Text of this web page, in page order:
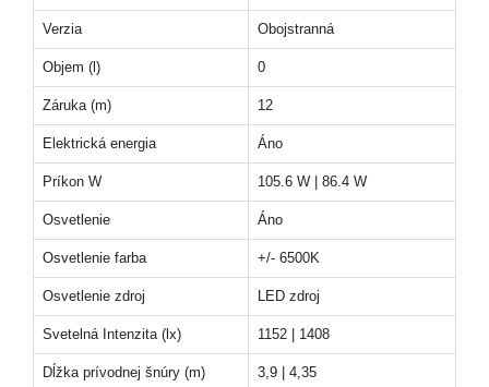
Verzia Obojstranná
Objem (l) 0
Záruka (m) 12
Elektrická energia Áno
Príkon W 105.6 W | 86.4 W
Osvetlenie Áno
Osvetlenie farba +/- 6500K
Osvetlenie zdroj LED zdroj
Svetelná Intenzita (lx) 1152 | 1408
Dĺžka prívodnej šnúry (m) 3,9 | 4,35